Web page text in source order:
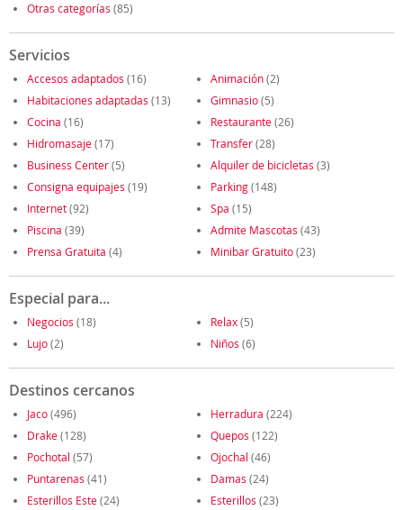
Otras categorías (85)
Servicios
Accesos adaptados (16) Animación(2)
Habitaciones adaptadas (13) Gimnasio(5)
Cocina (16) Restaurante(26)
Hidromasaje(17) Transfer(28)
Business Center(5) Alquiler de bicicletas (3)
Consigna equipajes (19) Parking(148)
Internet(92) Spa (15)
Piscina (39) Admite Mascotas (43)
Prensa Gratuita (4) Minibar Gratuito(23)
Especial para...
Negocios (18) Relax(5)
Lujo(2) Niños (6)
Destinos cercanos
Jaco(496) Herradura (224)
Drake(128) Quepos (122)
Pochotal (57) Ojochal (46)
Puntarenas (41) Damas (24)
Esterillos Este(24) Esterillos (23)